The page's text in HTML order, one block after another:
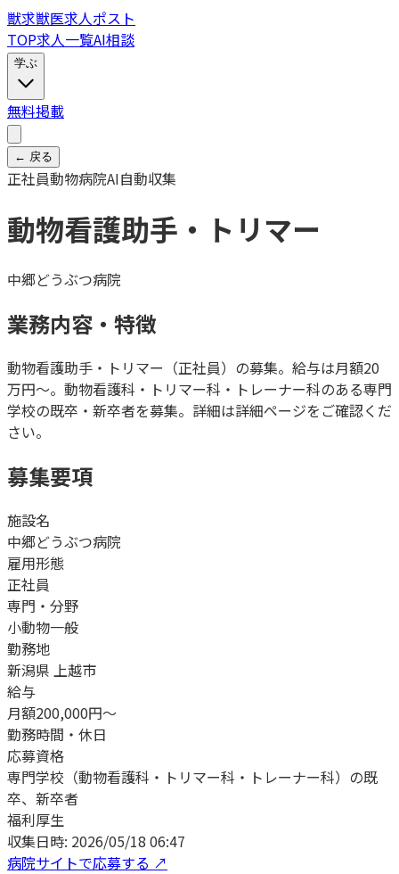
獣求獣医求人ポスト
TOP求人一覧AI相談
学ぶ
無料掲載
← 戻る
正社員動物病院AI自動収集
動物看護助手・トリマー
中郷どうぶつ病院
業務内容・特徴
動物看護助手・トリマー（正社員）の募集。給与は月額20
万円～。動物看護科・トリマー科・トレーナー科のある専門
学校の既卒・新卒者を募集。詳細は詳細ページをご確認くだ
さい。
募集要項
施設名
中郷どうぶつ病院
雇用形態
正社員
専門・分野
小動物一般
勤務地
新潟県 上越市
給与
月額200,000円～
勤務時間・休日
応募資格
専門学校（動物看護科・トリマー科・トレーナー科）の既
卒、新卒者
福利厚生
収集日時: 2026/05/18 06:47
病院サイトで応募する ↗